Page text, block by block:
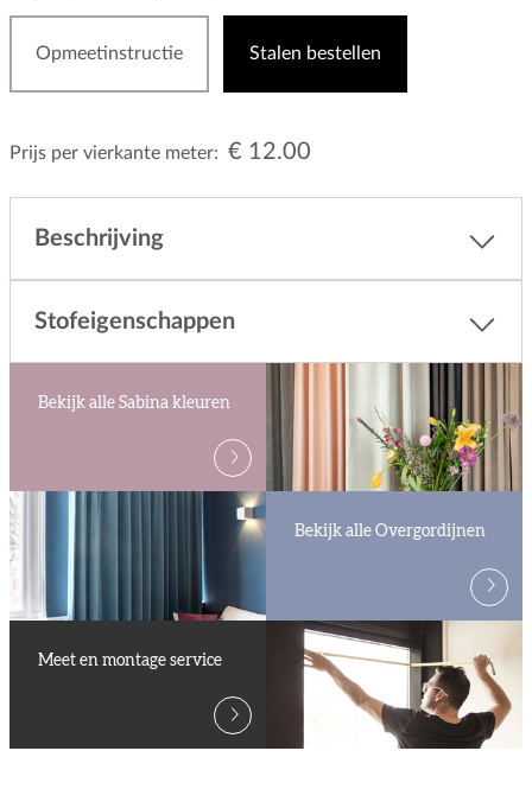
Opmeetinstructie Stalen bestellen
Prijs per vierkante meter: € 12.00
Beschrijving
Stofeigenschappen
Bekijk alle Sabina kleuren
Bekijk alle Overgordijnen
Meet en montage service